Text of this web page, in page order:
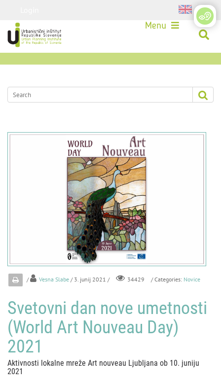
Menu
/ Vesna Slabe / 3. junij 2021 / 34429 / Categories: Novice
Svetovni dan nove umetnosti
(World Art Nouveau Day)
2021
Aktivnosti lokalne mreže Art nouveau Ljubljana ob 10. juniju
2021